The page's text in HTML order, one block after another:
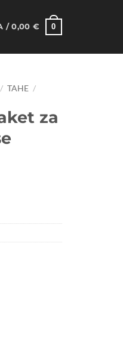
/0,00 € 0
/ TAHE /
za